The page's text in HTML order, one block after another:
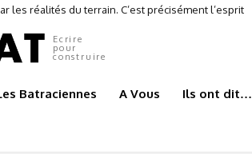
les réalités du terrain. C’est précisément l’esprit
Ecrire
pour
construire
Batraciennes A Vous Ils ont dit…